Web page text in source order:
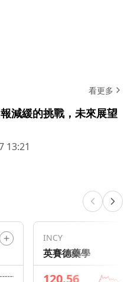
看更多
減緩的挑戰，未來展望
13:21
INCY
英賽德藥學
120.56